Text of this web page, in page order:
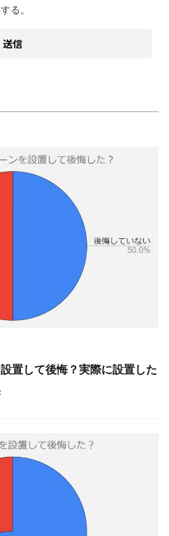
る。
置して後悔？実際に設置した